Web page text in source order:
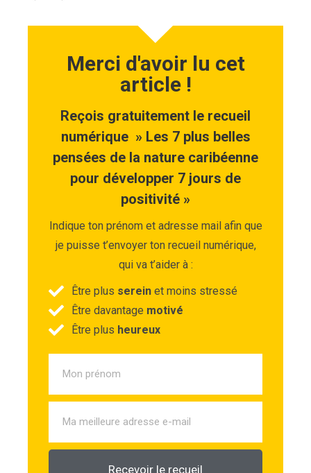
Merci d'avoir lu cet
article !
Reçois gratuitement le recueil
numérique » Les 7 plus belles
pensées de la nature caribéenne
pour développer 7 jours de
positivité »
Indique ton prénom et adresse mail afin que
je puisse t’envoyer ton recueil numérique,
qui va t’aider à :
Être plus sereinet moins stressé
Être davantage motivé
Être plus heureux
Recevoir le recueil